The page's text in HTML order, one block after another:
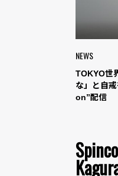
NEWS
TOKYO世
な」と自
on”配信